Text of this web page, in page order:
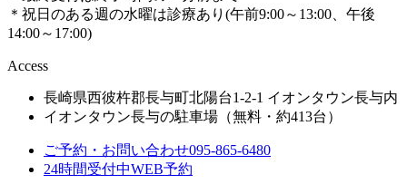
＊祝日のある週の水曜は診療あり(午前9:00～13:00、午後
14:00～17:00)
Access
長崎県西彼杵郡長与町北陽台1-2-1 イオンタウン長与内
イオンタウン長与の駐車場（無料・約413台）
ご予約・お問い合わせ095-865-6480
24時間受付中WEB予約